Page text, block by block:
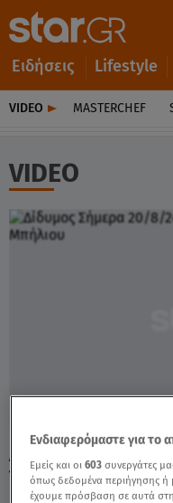
Ειδήσεις Lifestyle
VIDEO MASTERCHEF
VIDEO
Δίδυμος Σήμερα
Της Άσης Μπήλιου
Ενδιαφερόμαστε για το
Εμείς και οι603 συνεργάτες
όπως δεδομένα περιήγησης ή
έχουμε πρόσβαση σε αυτά